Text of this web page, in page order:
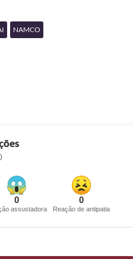
NAMCO
0
assustadora
0
Reação de antipatia